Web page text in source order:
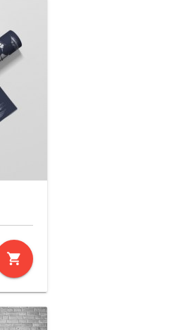
shopping_cart